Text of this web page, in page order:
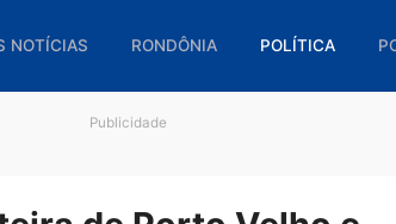
ÚLTIMAS NOTÍCIAS RONDÔNIA